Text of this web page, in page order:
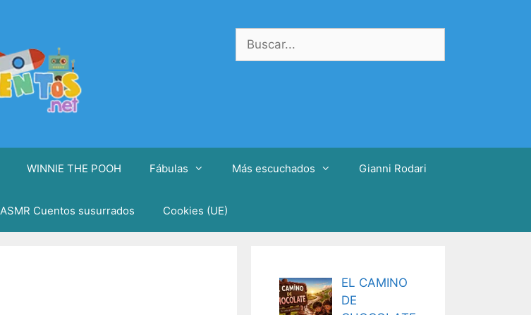
Buscar:
WINNIE THE POOH Fábulas Más escuchados Gianni Rodari
ASMR Cuentos susurrados Cookies (UE)
EL CAMINO
DE